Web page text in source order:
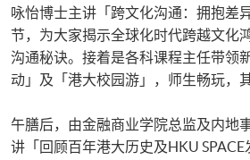
咏怡博士主讲「跨文化沟通：拥抱差
节，为大家揭示全球化时代跨越文化
沟通秘诀。接着是各科课程主任带领
动」及「港大校园游」，师生畅玩，
午膳后，由金融商业学院总监及内地
讲「回顾百年港大历史及HKU